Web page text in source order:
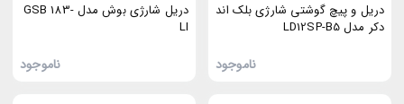
دریل و پیچ گوشتی شارژی بلک اند
دکر مدل LD12SP-B5
ناموجود
دریل شارژی بوش مدل GSB 183-
LI
ناموجود